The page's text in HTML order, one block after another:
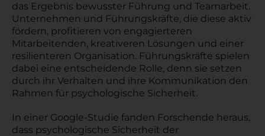
das Ergebnis bewusster Führung und Teamarbeit.
Unternehmen und Führungskräfte, die diese aktiv
fördern, profitieren von engagierteren
Mitarbeitenden, kreativeren Lösungen und einer
resilienteren Organisation. Führungskräfte spielen
dabei eine entscheidende Rolle, denn sie setzen
durch ihr Verhalten und ihre Kommunikation den
Rahmen für psychologische Sicherheit.
In einer Google-Studie fanden Forschende heraus,
dass psychologische Sicherheit der